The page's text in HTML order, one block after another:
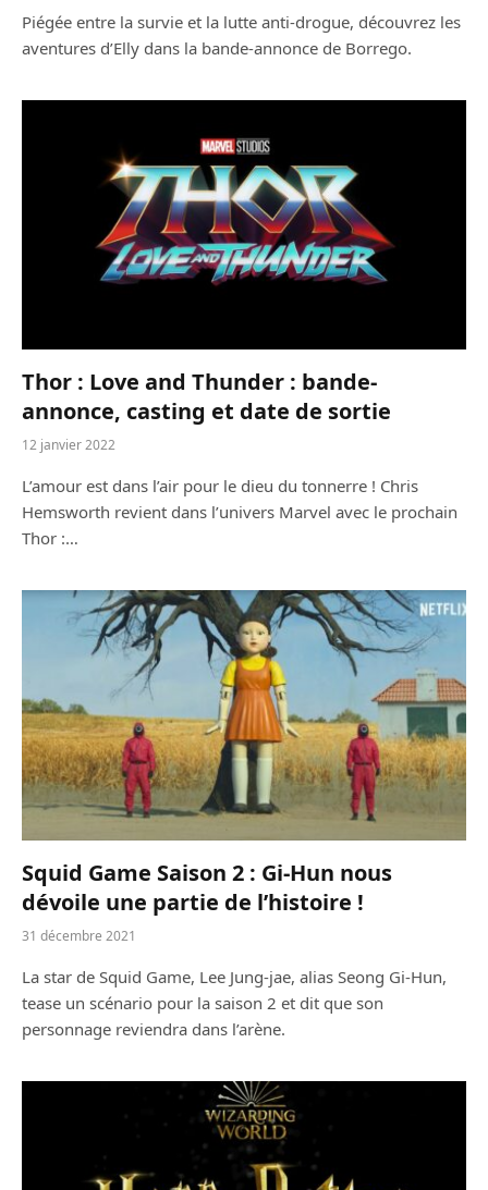
Piégée entre la survie et la lutte anti-drogue, découvrez les
aventures d’Elly dans la bande-annonce de Borrego.
Thor : Love and Thunder : bande-
annonce, casting et date de sortie
12 janvier 2022
L’amour est dans l’air pour le dieu du tonnerre ! Chris
Hemsworth revient dans l’univers Marvel avec le prochain
Thor :…
Squid Game Saison 2 : Gi-Hun nous
dévoile une partie de l’histoire !
31 décembre 2021
La star de Squid Game, Lee Jung-jae, alias Seong Gi-Hun,
tease un scénario pour la saison 2 et dit que son
personnage reviendra dans l’arène.